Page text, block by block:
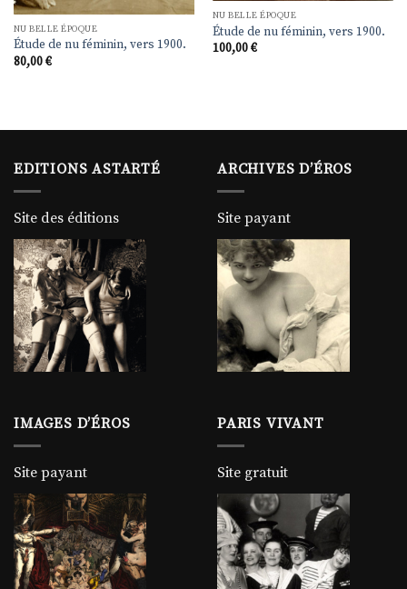
NU BELLE ÉPOQUE
Étude de nu féminin, vers 1900.
80,00€
NU BELLE ÉPOQUE
Étude de nu féminin, vers 1900.
100,00€
EDITIONS ASTARTÉ
Site des éditions
ARCHIVES D’ÉROS
Site payant
IMAGES D’ÉROS
Site payant
PARIS VIVANT
Site gratuit